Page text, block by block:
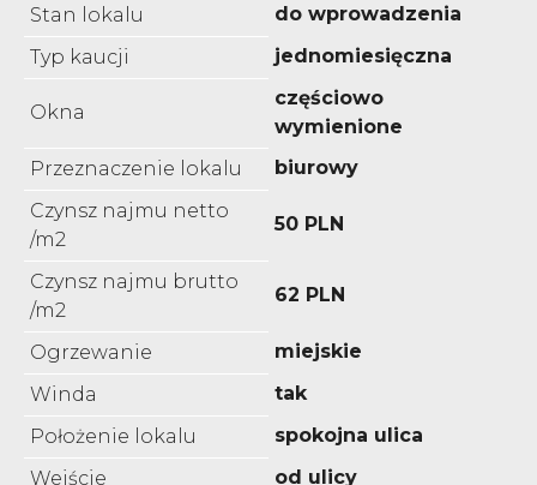
Stan lokalu
do wprowadzenia
Typ kaucji
jednomiesięczna
Okna
częściowo
wymienione
Przeznaczenie lokalu
biurowy
Czynsz najmu netto
/m2
50 PLN
Czynsz najmu brutto
/m2
62 PLN
Ogrzewanie
miejskie
Winda
tak
Położenie lokalu
spokojna ulica
Wejście
od ulicy